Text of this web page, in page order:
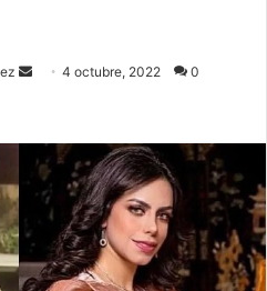
Send4 octubre, 2022 0